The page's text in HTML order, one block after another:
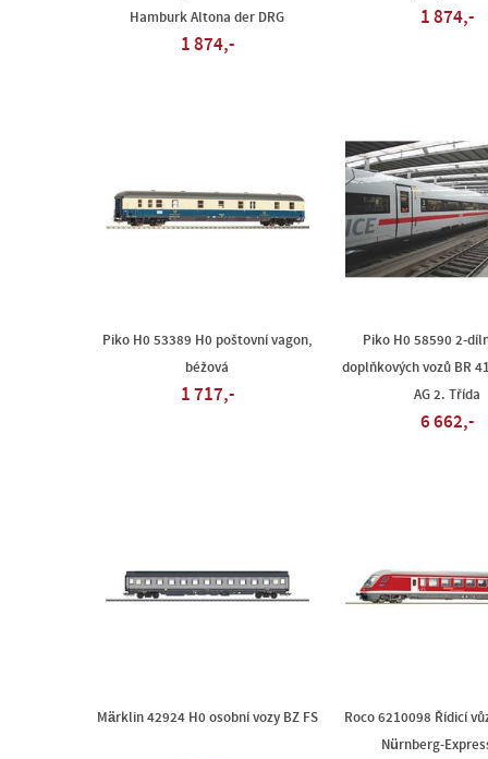
Hamburk Altona der DRG
1 874,-
1 874,-
Piko H0 53389 H0 poštovní vagon,
béžová
1 717,-
Piko H0 58590 2-
doplňkových vozů BR
AG 2. Třída
6 662,-
Märklin 42924 H0 osobní vozy BZ FS
Roco 6210098 Řídicí
Nürnberg-